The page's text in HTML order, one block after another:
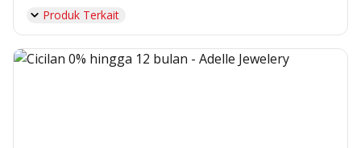
Produk Terkait